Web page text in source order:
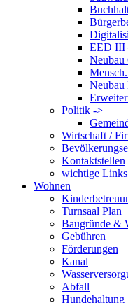
EED III
Neubau
Neubau
Politik ->
Wirtschaft /
Kontaktstellen
wichtige Links
Wohnen
Turnsaal Plan
Baugründe &
Gebühren
Förderungen
Kanal
Abfall
Hundehaltung